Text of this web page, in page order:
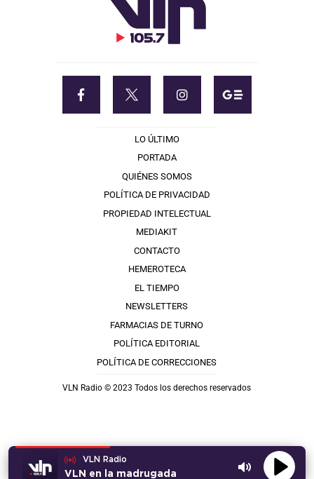
VLN Radio
VLN en la madrugada
LO ÚLTIMO
PORTADA
QUIÉNES SOMOS
POLÍTICA DE PRIVACIDAD
PROPIEDAD INTELECTUAL
MEDIAKIT
CONTACTO
HEMEROTECA
EL TIEMPO
NEWSLETTERS
FARMACIAS DE TURNO
POLÍTICA EDITORIAL
POLÍTICA DE CORRECCIONES
VLN Radio © 2023 Todos los derechos reservados